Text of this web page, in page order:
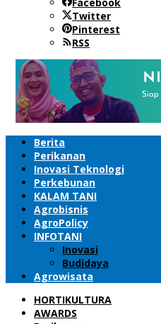
Twitter
Pinterest
RSS
Berita
Perikanan
Inovasi Teknologi
Perkebunan
KALAM TANI
Agrobisnis
AgroPolicy
INFOTANI
Inovasi
Budidaya
Agrowisata
HORTIKULTURA
AWARDS